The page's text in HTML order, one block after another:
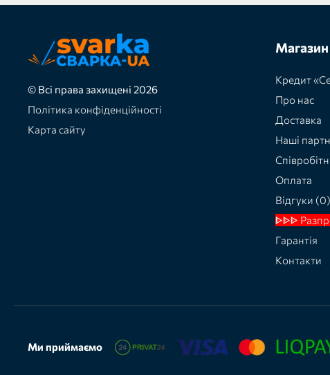
© Всі права захищені 2026
Політика конфіденційності
Карта сайту
Магазин
Кредит
Про нас
Доставка
Наші
Оплата
Відгуки (0)
ᐈᐈᐈ
Гарантія
Контакти
Ми приймаємо